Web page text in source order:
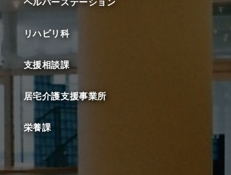
リハビリ科
支援相談課
居宅介護支援事業所
栄養課